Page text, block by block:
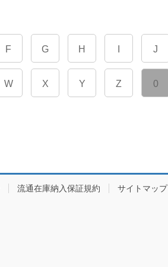
F G H J
W X Y Z 0
流通在庫納入保証規約 サイトマップ